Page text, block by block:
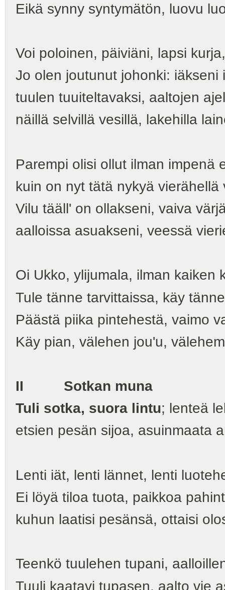
Eikä synny syntymätön, luovu
Voi poloinen, päiviäni, lapsi
Jo olen joutunut johonki: iäkseni
tuulen tuuiteltavaksi, aaltojen
näillä selvillä vesillä, lakehilla
Parempi olisi ollut ilman impenä
kuin on nyt tätä nykyä vierähellä
Vilu tääll' on ollakseni, vaiva
aalloissa asuakseni, veessä
Oi Ukko, ylijumala, ilman kaiken
Tule tänne tarvittaissa, käy
Päästä piika pintehestä, vaimo
Käy pian, välehen jou'u,
II Sotkan muna
Tuli sotka, suora lintu; lenteä
etsien pesän sijoa, asuinmaata
Lenti iät, lenti lännet, lenti
Ei löyä tiloa tuota, paikkoa
kuhun laatisi pesänsä, ottaisi
Teenkö tuulehen tupani,
Tuuli kaatavi tupasen, aalto vie